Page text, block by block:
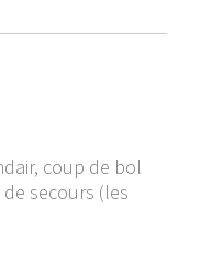
coup de bol
secours (les